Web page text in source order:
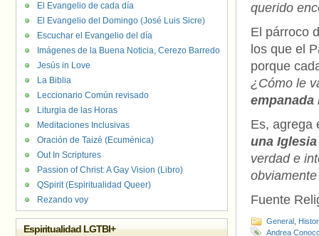
querido
El párroco
los que el
porque
¿Cómo le
empanada
Es, agrega
una
verdad e
Fuente
General
Andrea
El Evangelio de cada día
El Evangelio del Domingo (José Luis Sicre)
Escuchar el Evangelio del día
Imágenes de la Buena Noticia, Cerezo Barredo
Jesús in Love
La Biblia
Leccionario Común revisado
Liturgia de las Horas
Meditaciones Inclusivas
Oración de Taizé (Ecuménica)
Out In Scriptures
Passion of Christ: A Gay Vision (Libro)
QSpirit (Espiritualidad Queer)
Rezando voy
Espiritualidad LGTBI+